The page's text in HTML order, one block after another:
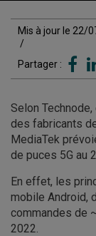
Mis à jour le 22/
/
Partager :
Selon
des fabricants
MediaTek
de puces 5G au
En effet, les
mobile Android,
commandes de
2022.